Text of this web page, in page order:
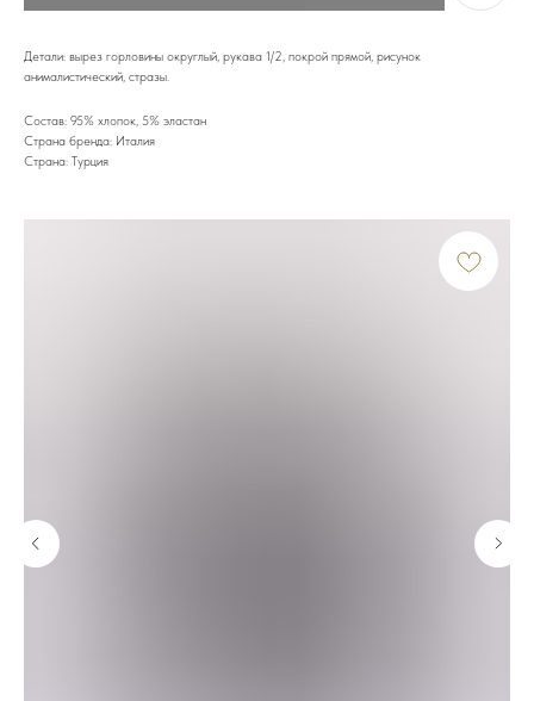
Детали: вырез горловины округлый, рукава 1/2, покрой прямой, рисунок
анималистический, стразы.
Состав: 95% хлопок, 5% эластан
Страна бренда: Италия
Страна: Турция